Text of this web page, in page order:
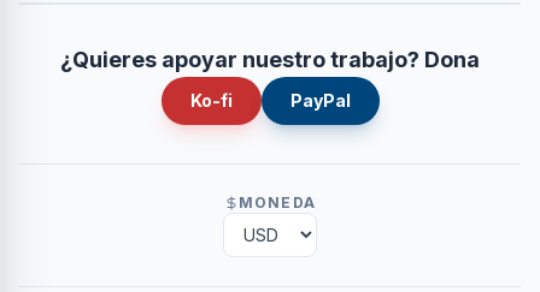
¿Quieres apoyar nuestro trabajo? Dona
Ko-fi PayPal
MONEDA